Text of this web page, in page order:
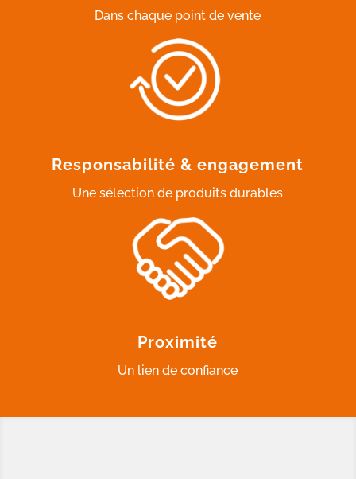
Dans chaque point de vente
Responsabilité & engagement
Une sélection de produits durables
Proximité
Un lien de confiance